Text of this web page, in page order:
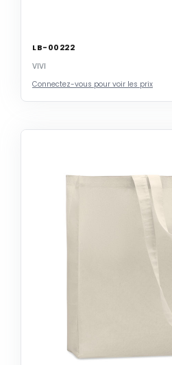
LB-00222
VIVI
Connectez-vous pour voir les prix